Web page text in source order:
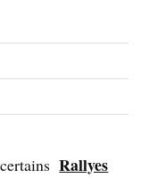
certainsRallyes